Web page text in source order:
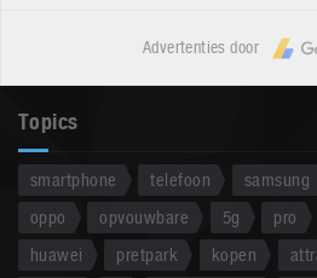
Advertenties door
Topics
smartphone telefoon samsung
oppo
opvouwbare 5g pro
huawei
pretpark kopen